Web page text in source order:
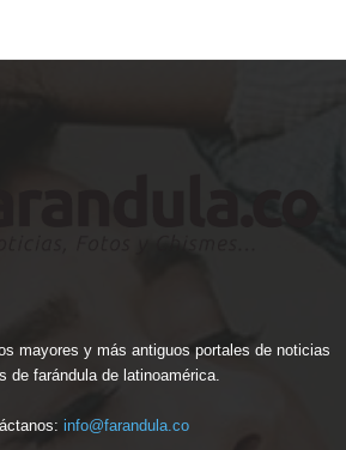
mayores y más antiguos portales de noticias
de farándula de latinoamérica.
info@farandula.co